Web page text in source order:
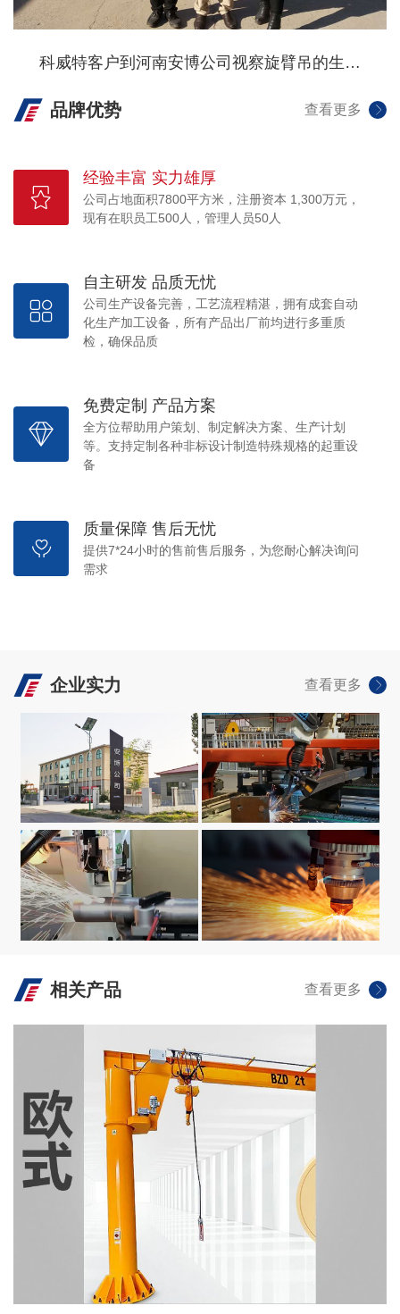
科威特客户到河南安博公司视察旋臂吊的生产
品牌优势 查看更多
经验丰富 实力雄厚
公司占地面积7800平方米，注册资本 1,300万元，
现有在职员工500人，管理人员50人
自主研发 品质无忧
公司生产设备完善，工艺流程精湛，拥有成套自动
化生产加工设备，所有产品出厂前均进行多重质
检，确保品质
免费定制 产品方案
全方位帮助用户策划、制定解决方案、生产计划
等。支持定制各种非标设计制造特殊规格的起重设
备
质量保障 售后无忧
提供7*24小时的售前售后服务，为您耐心解决询问
需求
企业实力 查看更多
VIEW +
生产设备
VIEW +
VIEW +
相关产品 查看更多